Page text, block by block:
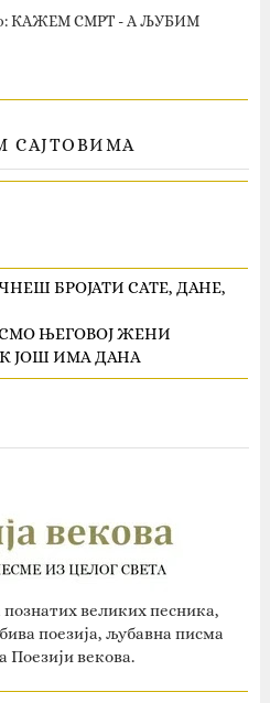
КАЖЕМ СМРТ - А ЉУБИМ
САЈТОВИМА
БРОЈАТИ САТЕ, ДАНЕ,
ЊЕГОВОЈ ЖЕНИ
ЈОШ ИМА ДАНА
великих песника,
поезија, љубавна писма
Поезији векова.